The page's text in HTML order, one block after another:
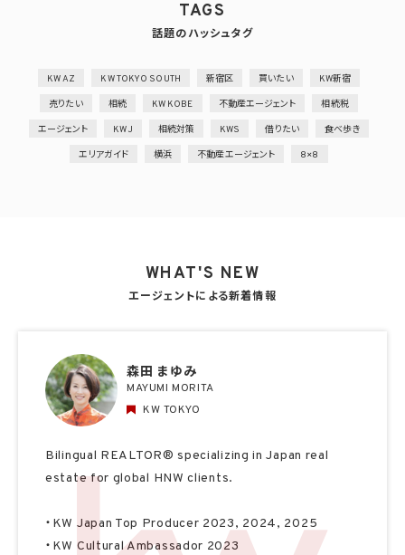
TAGS
話題のハッシュタグ
KW AZ KW TOKYO SOUTH 新宿区 買いたい KW新宿
売りたい 相続 KW KOBE 不動産エージェント 相続税
エージェント KWJ 相続対策 KWS 借りたい 食べ歩き
エリアガイド 横浜 不動産エージェント 8×8
WHAT'S NEW
エージェントによる新着情報
森田 まゆみ
MAYUMI MORITA
KW TOKYO
Bilingual REALTOR® specializing in Japan real
estate for global HNW clients.
・KW Japan Top Producer 2023, 2024, 2025
・KW Cultural Ambassador 2023